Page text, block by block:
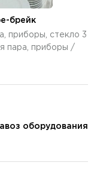
брейк
приборы, стекло 3
пара, приборы /
оборудования